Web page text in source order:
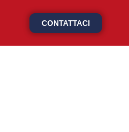
CONTATTACI